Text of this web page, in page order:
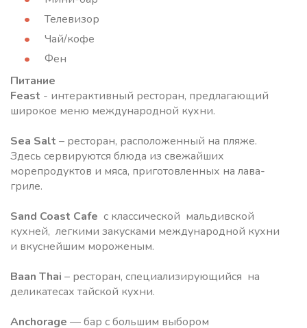
Телевизор
Чай/кофе
Фен
Питание
Feast - интерактивный ресторан, предлагающий
широкое меню международной кухни.
Sea Salt – ресторан, расположенный на пляже.
Здесь сервируются блюда из свежайших
морепродуктов и мяса, приготовленных на лава-
гриле.
Sand Coast Cafe с классической мальдивской
кухней, легкими закусками международной кухни
и вкуснейшим мороженым.
Baan Thai – ресторан, специализирующийся на
деликатесах тайской кухни.
Anchorage — бар с большим выбором